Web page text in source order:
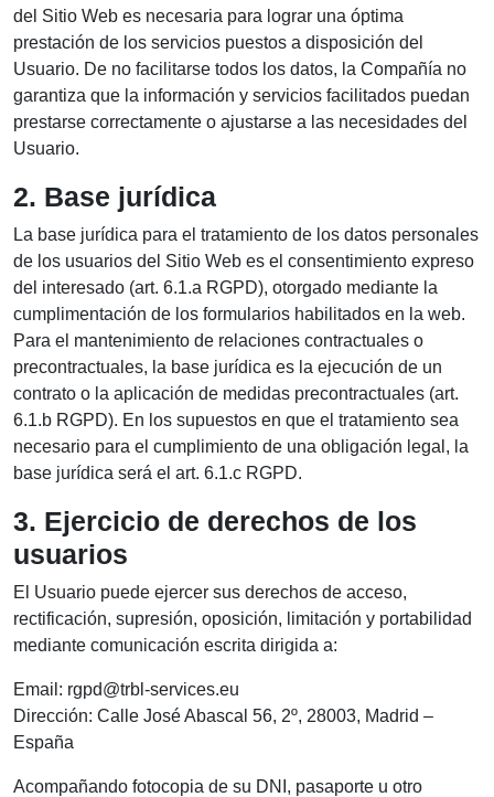
del Sitio Web es necesaria para lograr una óptima
prestación de los servicios puestos a disposición del
Usuario. De no facilitarse todos los datos, la Compañía no
garantiza que la información y servicios facilitados puedan
prestarse correctamente o ajustarse a las necesidades del
Usuario.
2. Base jurídica
La base jurídica para el tratamiento de los datos personales
de los usuarios del Sitio Web es el consentimiento expreso
del interesado (art. 6.1.a RGPD), otorgado mediante la
cumplimentación de los formularios habilitados en la web.
Para el mantenimiento de relaciones contractuales o
precontractuales, la base jurídica es la ejecución de un
contrato o la aplicación de medidas precontractuales (art.
6.1.b RGPD). En los supuestos en que el tratamiento sea
necesario para el cumplimiento de una obligación legal, la
base jurídica será el art. 6.1.c RGPD.
3. Ejercicio de derechos de los
usuarios
El Usuario puede ejercer sus derechos de acceso,
rectificación, supresión, oposición, limitación y portabilidad
mediante comunicación escrita dirigida a:
Email: rgpd@trbl-services.eu
Dirección: Calle José Abascal 56, 2º, 28003, Madrid –
España
Acompañando fotocopia de su DNI, pasaporte u otro